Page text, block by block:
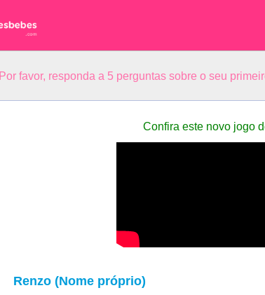
Por favor, responda a 5 perguntas sobre o seu
Confira este novo jogo
Renzo (Nome próprio)